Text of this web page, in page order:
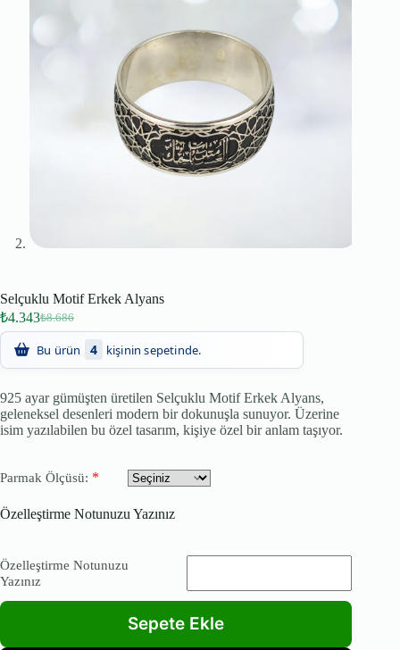
Selçuklu Motif Erkek Alyans
₺8.686
₺4.343
Bu ürün 4 kişinin sepetinde.
925 ayar gümüşten üretilen Selçuklu Motif Erkek Alyans,
geleneksel desenleri modern bir dokunuşla sunuyor. Üzerine
isim yazılabilen bu özel tasarım, kişiye özel bir anlam taşıyor.
Parmak Ölçüsü: *
Özelleştirme Notunuzu Yazınız
Özelleştirme Notunuzu
Yazınız